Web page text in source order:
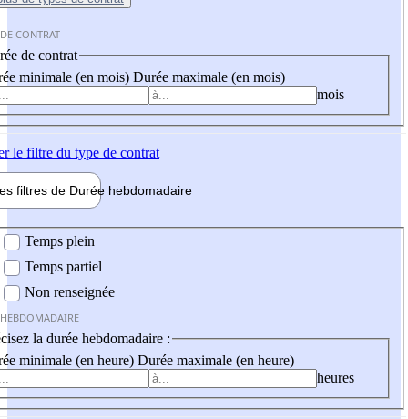
CONTRAT
de contrat
minimale (en mois) Durée maximale (en mois)
mois
le filtre du type de contrat
filtres de Durée hebdomadaire
Temps plein
Temps partiel
Non renseignée
la durée hebdomadaire :
minimale (en heure) Durée maximale (en heure)
heures